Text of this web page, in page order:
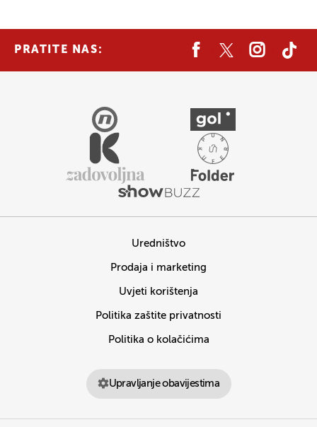
PRATITE NAS:
Uredništvo
Prodaja i marketing
Uvjeti korištenja
Politika zaštite privatnosti
Politika o kolačićima
Upravljanje obavijestima